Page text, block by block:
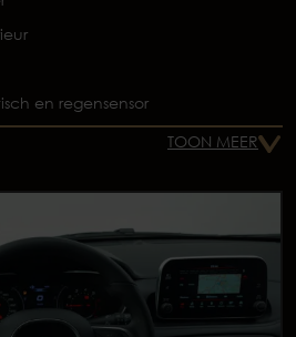
en regensensor
TOON MEER